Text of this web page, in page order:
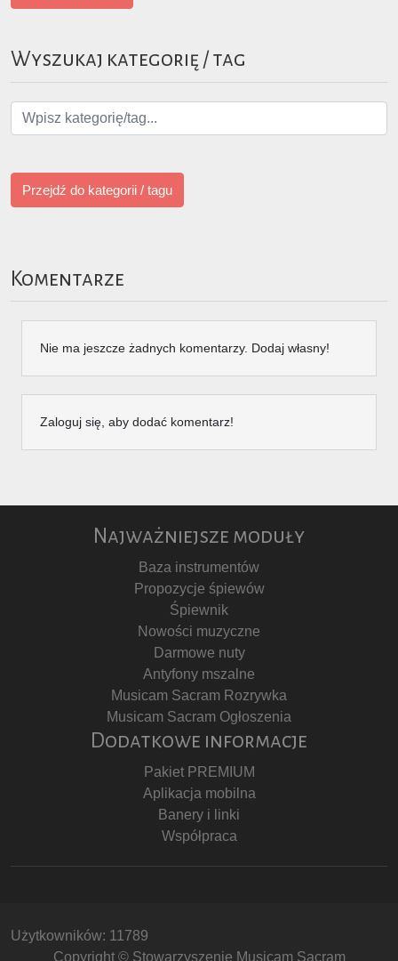
Wyszukaj kategorię / tag
Przejdź do kategorii / tagu
Komentarze
Nie ma jeszcze żadnych komentarzy. Dodaj własny!
Zaloguj się, aby dodać komentarz!
Najważniejsze moduły
Baza instrumentów
Propozycje śpiewów
Śpiewnik
Nowości muzyczne
Darmowe nuty
Antyfony mszalne
Musicam Sacram Rozrywka
Musicam Sacram Ogłoszenia
Dodatkowe informacje
Pakiet PREMIUM
Aplikacja mobilna
Banery i linki
Współpraca
Użytkowników: 11789
Copyright © Stowarzyszenie Musicam Sacram